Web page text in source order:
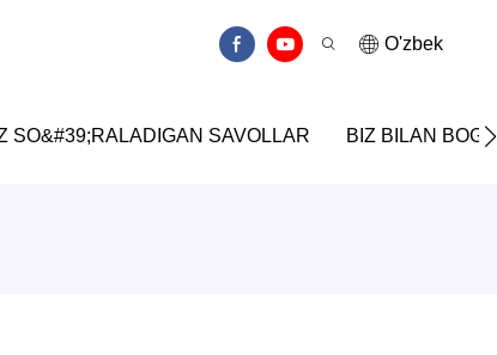
O'zbek
SO&#39;RALADIGAN SAVOLLAR BIZ BILAN